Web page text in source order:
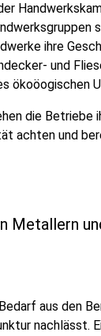
ihre
und
ökoöogischen
die Betriebe
achten und
Metallern
aus den
nachlässt.